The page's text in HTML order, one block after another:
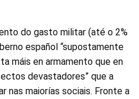
do gasto militar (até o 2%
español “supostamente
máis en armamento que en
devastadores” que a
nas maiorías sociais. Fronte a